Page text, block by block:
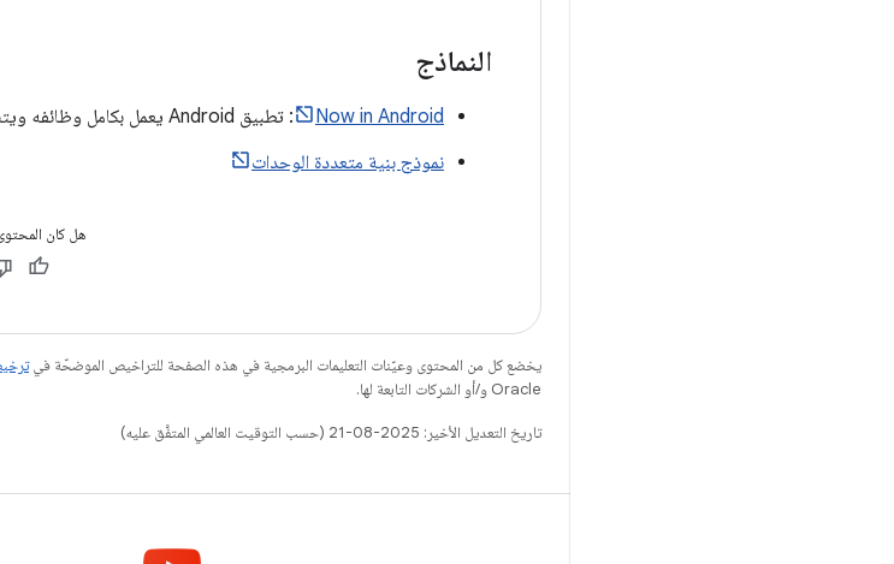
النماذج
Now in Android
: تطبيق Android يعمل بكامل وظائفه ويتضمّن ميزة التقسيم إلى وحدات.
نموذج بنية متعددة الوحدات
هل كان
يخضع كل من المحتوى وعيّنات التعليمات البرمجية في هذه الصفحة للتراخيص الموضحّة في
Oracle و/أو الشركات التابعة لها.
تاريخ التعديل الأخير: 2025-08-21 (حسب التوقيت العالمي المتفَّق عليه)